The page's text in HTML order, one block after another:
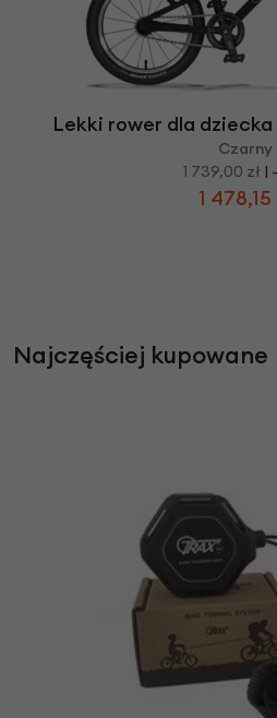
Lekki rower dla dziecka
Czarny
1 739,00 zł |
1 478,15
Najczęściej kupowane